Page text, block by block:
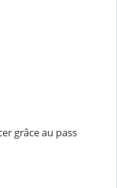
grâce au pass